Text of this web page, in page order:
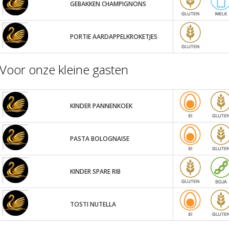
GEBAKKEN CHAMPIGNONS
PORTIE AARDAPPELKROKETJES
Voor onze kleine gasten
KINDER PANNENKOEK
PASTA BOLOGNAISE
KINDER SPARE RIB
TOSTI NUTELLA